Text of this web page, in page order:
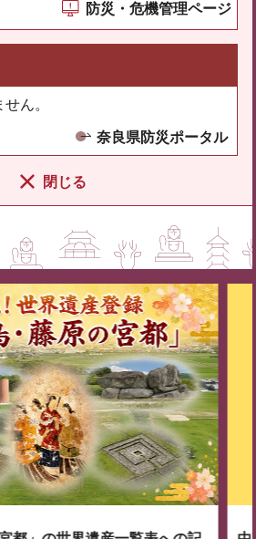
防災・危機管理ページ
ん。
奈良県防災ポータル
閉じる